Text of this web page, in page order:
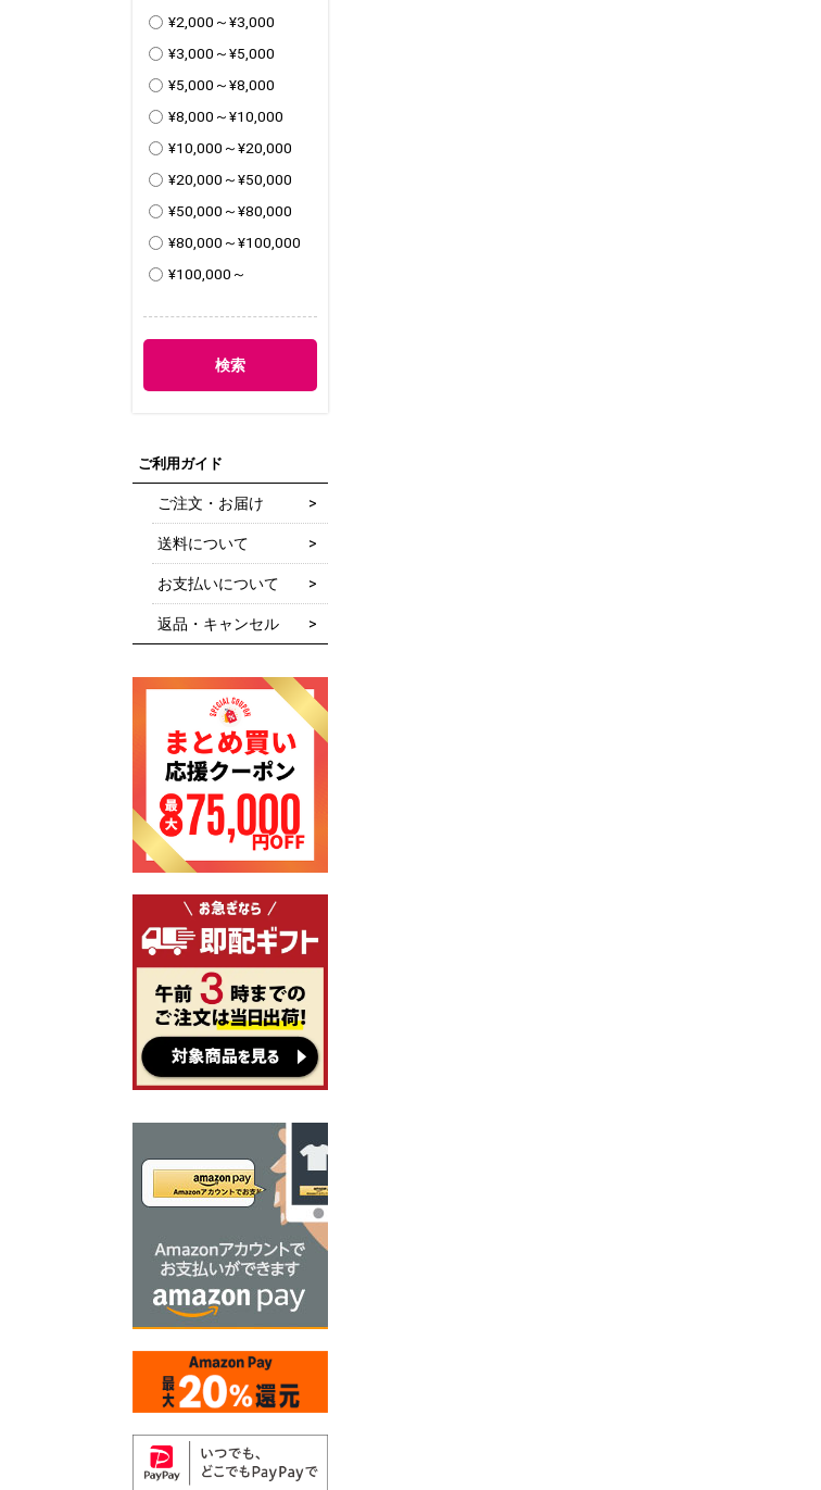
¥2,000～¥3,000
¥3,000～¥5,000
¥5,000～¥8,000
¥8,000～¥10,000
¥10,000～¥20,000
¥20,000～¥50,000
¥50,000～¥80,000
¥80,000～¥100,000
¥100,000～
ご利用ガイド
ご注文・お届け
送料について
お支払いについて
返品・キャンセル